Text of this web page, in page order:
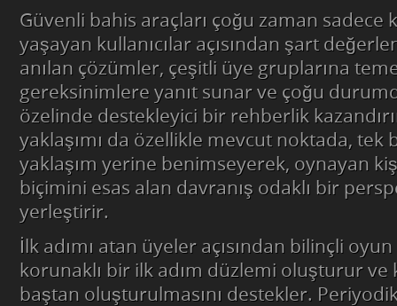
Güvenli bahis araçları çoğu zaman sadece
yaşayan kullanıcılar açısından şart
anılan çözümler, çeşitli üye gruplarına
gereksinimlere yanıt sunar ve çoğu
özelinde destekleyici bir rehberlik
yaklaşımı da özellikle mevcut noktada, tek
yaklaşım yerine benimseyerek, oynayan
biçimini esas alan davranış odaklı bir
yerleştirir.
İlk adımı atan üyeler açısından bilinçli oyun
korunaklı bir ilk adım düzlemi oluşturur
baştan oluşturulmasını destekler.